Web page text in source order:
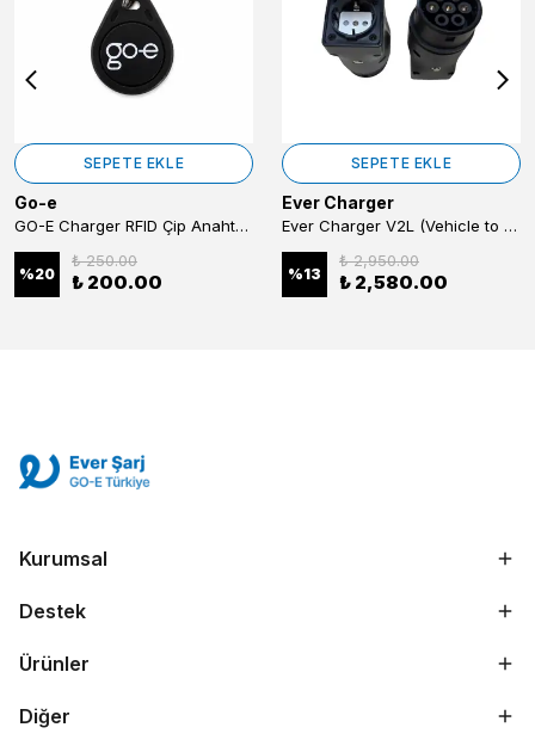
SEPETE EKLE
Go-e
GO-E Charger RFID Çip Anahtarlık – GO-E Şarj Cihazı İçin (Tekli)
%20
₺ 250.00
₺ 200.00
SEPETE EKLE
Ever Charger
Ever Charger V2L (Vehicle to Load) Adaptörü -BYD Elektrikli Araçlardan Enerji Alma (Araçtan Cihaza Güç Transferi)
%13
₺ 2,950.00
₺ 2,580.00
Kurumsal
Destek
Ürünler
Diğer